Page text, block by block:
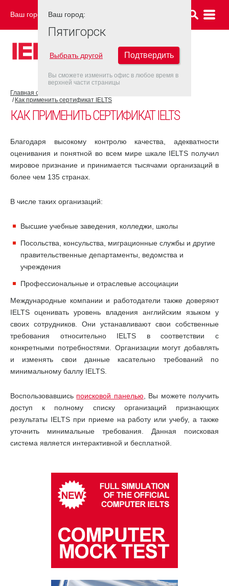
Ваш город: ПЯТИГОРСК
Главная страница
Как применить сертификат IELTS
КАК ПРИМЕНИТЬ СЕРТИФИКАТ IELTS
Благодаря высокому контролю качества, адекватности
оценивания и понятной во всем мире шкале IELTS получил
мировое признание и принимается тысячами организаций в
более чем 135 странах.
В числе таких организаций:
Высшие учебные заведения, колледжи, школы
Посольства, консульства, миграционные службы и другие
правительственные департаменты, ведомства и
учреждения
Профессиональные и отраслевые ассоциации
Международные компании и работодатели также доверяют
IELTS оценивать уровень владения английским языком у
своих сотрудников. Они устанавливают свои собственные
требования относительно IELTS в соответствии с
конкретными потребностями. Организации могут добавлять
и изменять свои данные касательно требований по
минимальному баллу IELTS.
Воспользовавшись поисковой панелью , Вы можете получить
доступ к полному списку организаций признающих
результаты IELTS при приеме на работу или учебу, а также
уточнить минимальные требования. Данная поисковая
система является интерактивной и бесплатной.
Ваш город:
Пятигорск
Выбрать другой Подтвердить
Вы сможете изменить офис в любое время в
верхней части страницы